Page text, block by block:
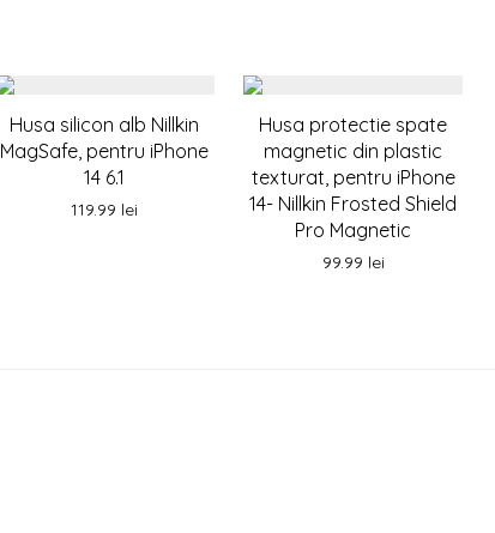
Husa silicon alb Nillkin
MagSafe, pentru iPhone
14 6.1
119.99 lei
Husa protectie spate
magnetic din plastic
texturat, pentru iPhone
14- Nillkin Frosted Shield
Pro Magnetic
99.99 lei